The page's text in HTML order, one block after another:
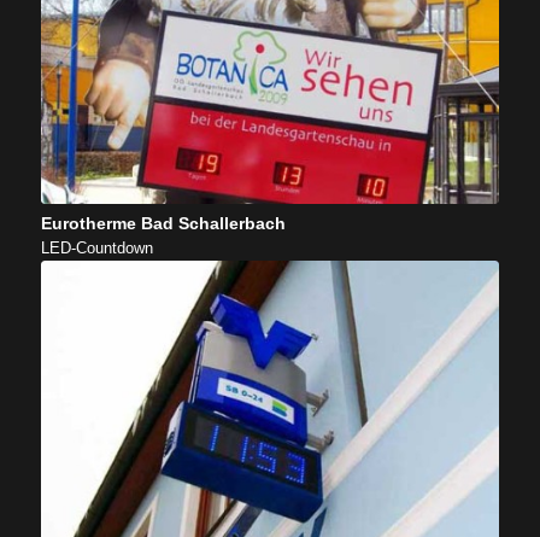
Eurotherme Bad Schallerbach
LED-Countdown